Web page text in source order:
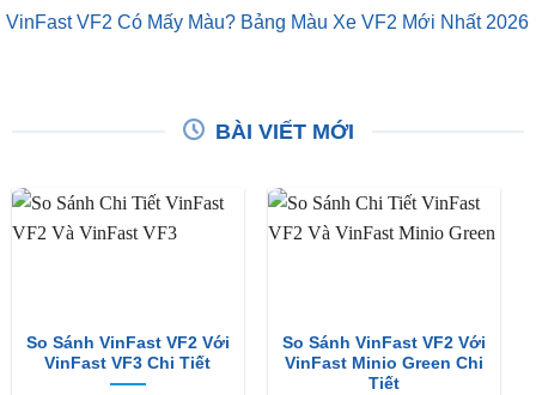
VinFast VF2 Có Mấy Màu? Bảng Màu Xe VF2 Mới Nhất 2026
BÀI VIẾT MỚI
So Sánh VinFast VF2 Với
VinFast VF3 Chi Tiết
So Sánh VinFast VF2 Với
VinFast Minio Green Chi
Tiết